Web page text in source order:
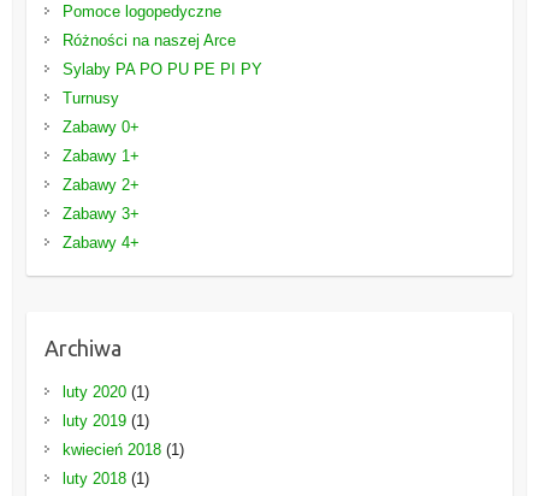
Pomoce logopedyczne
Różności na naszej Arce
Sylaby PA PO PU PE PI PY
Turnusy
Zabawy 0+
Zabawy 1+
Zabawy 2+
Zabawy 3+
Zabawy 4+
Archiwa
luty 2020(1)
luty 2019(1)
kwiecień 2018(1)
luty 2018(1)